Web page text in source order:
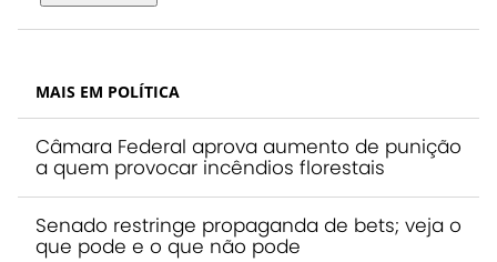
MAIS EM POLÍTICA
Câmara Federal aprova aumento de punição
a quem provocar incêndios florestais
Senado restringe propaganda de bets; veja o
que pode e o que não pode